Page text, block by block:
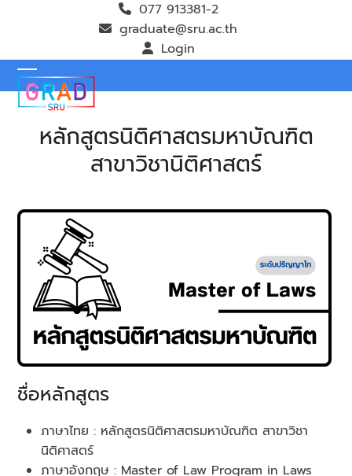
077 913381-2
graduate@sru.ac.th
Login
Open
mobile
menu
Close
mobile
menu
หลักสูตรนิติศาสตรมหาบัณฑิต
สาขาวิชานิติศาสตร์
ชื่อหลักสูตร
ภาษาไทย : หลักสูตรนิติศาสตรมหาบัณฑิต สาขาวิชา
นิติศาสตร์
ภาษาอังกฤษ : Master of Law Program in Laws